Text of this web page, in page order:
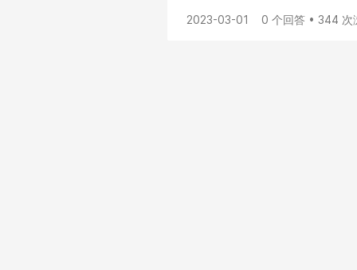
2023-03-01 0 个回答 • 344 次